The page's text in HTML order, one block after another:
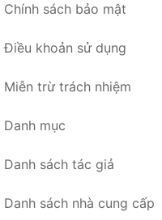
Chính sách bảo mật
Điều khoản sử dụng
Miễn trừ trách nhiệm
Danh mục
Danh sách tác giả
Danh sách nhà cung cấp